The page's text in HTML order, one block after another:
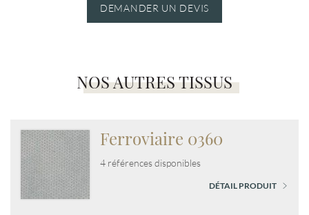
DEMANDER UN DEVIS
NOS AUTRES TISSUS
Ferroviaire 0360
4 références disponibles
DÉTAIL PRODUIT